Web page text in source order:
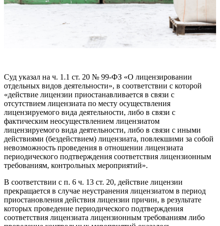
Суд указал на ч. 1.1 ст. 20 № 99-ФЗ «О лицензировании
отдельных видов деятельности», в соответствии с которой
«действие лицензии приостанавливается в связи с
отсутствием лицензиата по месту осуществления
лицензируемого вида деятельности, либо в связи с
фактическим неосуществлением лицензиатом
лицензируемого вида деятельности, либо в связи с иными
действиями (бездействием) лицензиата, повлекшими за собой
невозможность проведения в отношении лицензиата
периодического подтверждения соответствия лицензионным
требованиям, контрольных мероприятий».
В соответствии с п. 6 ч. 13 ст. 20, действие лицензии
прекращается в случае неустранения лицензиатом в период
приостановления действия лицензии причин, в результате
которых проведение периодического подтверждения
соответствия лицензиата лицензионным требованиям либо